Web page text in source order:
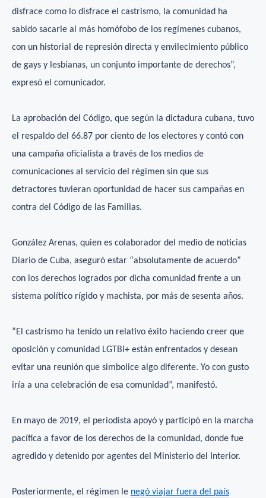
disfrace como lo disfrace el castrismo, la comunidad ha
sabido sacarle al más homófobo de los regímenes cubanos,
con un historial de represión directa y envilecimiento público
de gays y lesbianas, un conjunto importante de derechos”,
expresó el comunicador.
La aprobación del Código, que según la dictadura cubana, tuvo
el respaldo del 66.87 por ciento de los electores y contó con
una campaña oficialista a través de los medios de
comunicaciones al servicio del régimen sin que sus
detractores tuvieran oportunidad de hacer sus campañas en
contra del Código de las Familias.
González Arenas, quien es colaborador del medio de noticias
Diario de Cuba, aseguró estar “absolutamente de acuerdo”
con los derechos logrados por dicha comunidad frente a un
sistema político rígido y machista, por más de sesenta años.
“El castrismo ha tenido un relativo éxito haciendo creer que
oposición y comunidad LGTBI+ están enfrentados y desean
evitar una reunión que simbolice algo diferente. Yo con gusto
iría a una celebración de esa comunidad”, manifestó.
En mayo de 2019, el periodista apoyó y participó en la marcha
pacífica a favor de los derechos de la comunidad, donde fue
agredido y detenido por agentes del Ministerio del Interior.
Posteriormente, el régimen le negó viajar fuera del país